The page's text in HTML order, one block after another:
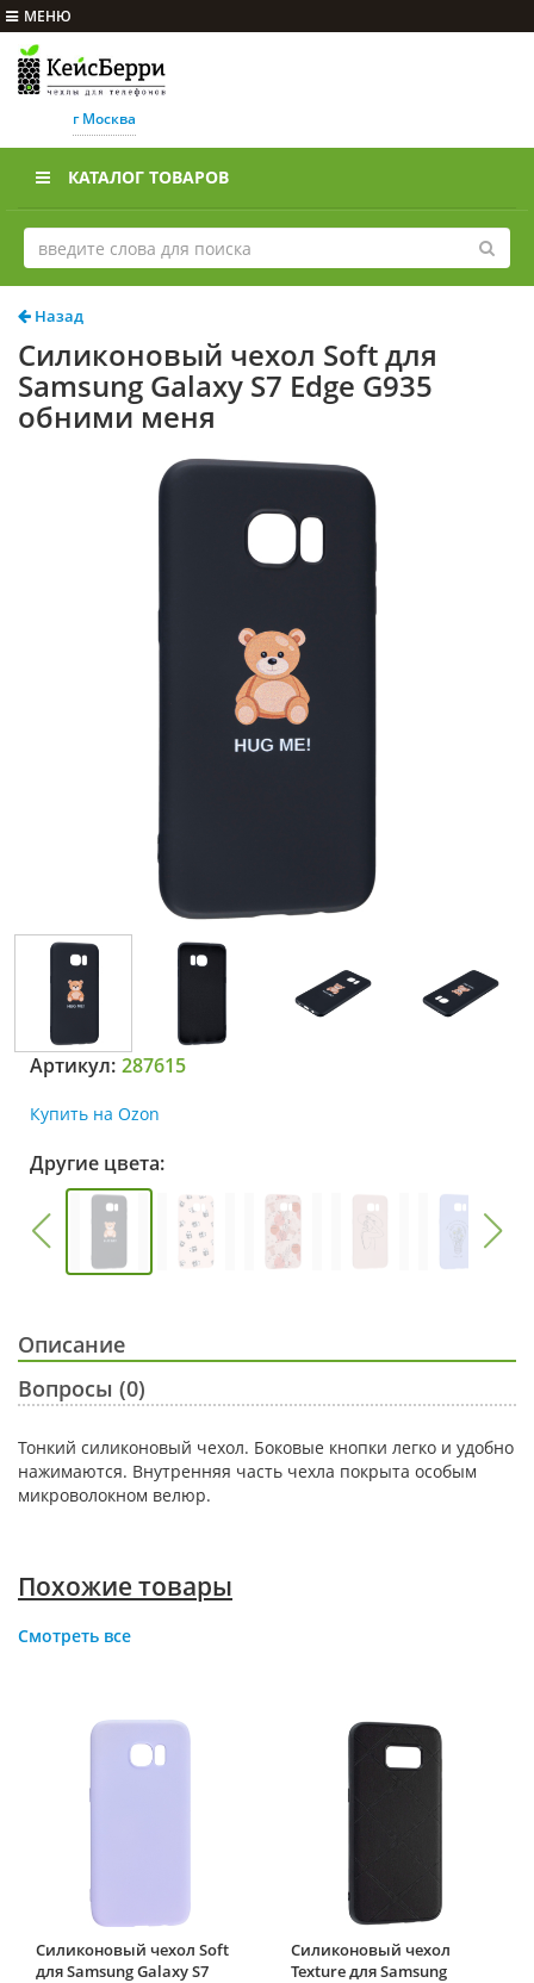
МЕНЮ
г Москва
КАТАЛОГ ТОВАРОВ
Назад
Силиконовый чехол Soft для
Samsung Galaxy S7 Edge G935
обними меня
Артикул: 287615
Купить на Ozon
Другие цвета:
Описание
Вопросы (0)
Тонкий силиконовый чехол. Боковые кнопки легко и удобно
нажимаются. Внутренняя часть чехла покрыта особым
микроволокном велюр.
Похожие товары
Смотреть все
Силиконовый чехол Soft
для Samsung Galaxy S7
Силиконовый чехол
Texture для Samsung